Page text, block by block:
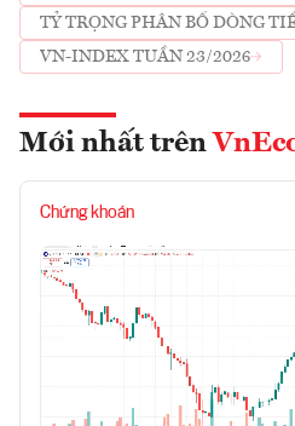
TỶ TRỌNG PHÂN BỔ DÒNG
VN-INDEX TUẦN 23/2026
Mới nhất trên
Chứng khoán